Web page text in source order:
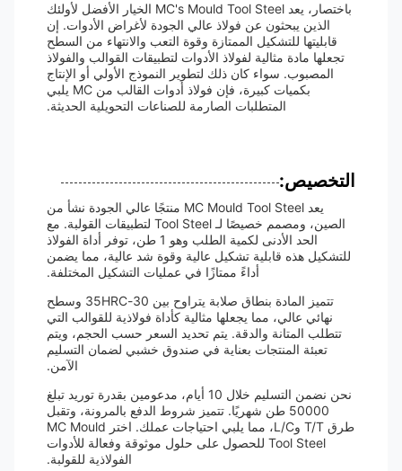
باختصار، يعد MC's Mould Tool Steel الخيار الأفضل لأولئك
الذين يبحثون عن فولاذ عالي الجودة لأغراض الأدوات. إن
قابليتها للتشكيل الممتازة وقوة التعب والانتهاء من السطح
تجعلها مادة مثالية لفولاذ الأدوات لتطبيقات القوالب والفولاذ
المصبوب. سواء كان ذلك لتطوير النموذج الأولي أو الإنتاج
بكميات كبيرة، فإن فولاذ أدوات القالب من MC يلبي
المتطلبات الصارمة للصناعات التحويلية الحديثة.
التخصيص:
يعد MC Mould Tool Steel منتجًا عالي الجودة نشأ من
الصين، ومصمم خصيصًا لـ Tool Steel لتطبيقات القولبة. مع
الحد الأدنى لكمية الطلب وهو 1 طن، توفر أداة الفولاذ
للتشكيل هذه قابلية تشكيل عالية وقوة شد عالية، مما يضمن
أداءً ممتازًا في عمليات التشكيل المختلفة.
تتميز المادة بنطاق صلابة يتراوح بين 30-35HRC وسطح
نهائي عالي، مما يجعلها مثالية كأداة فولاذية للقوالب التي
تتطلب المتانة والدقة. يتم تحديد السعر حسب الحجم، ويتم
تعبئة المنتجات بعناية في صندوق خشبي لضمان التسليم
الآمن.
نحن نضمن التسليم خلال 10 أيام، مدعومين بقدرة توريد تبلغ
50000 طن شهريًا. تتميز شروط الدفع بالمرونة، وتقبل
طرق T/T وL/C، مما يلبي احتياجات عملك. اختر MC Mould
Tool Steel للحصول على حلول موثوقة وفعالة للأدوات
الفولاذية للقولبة.